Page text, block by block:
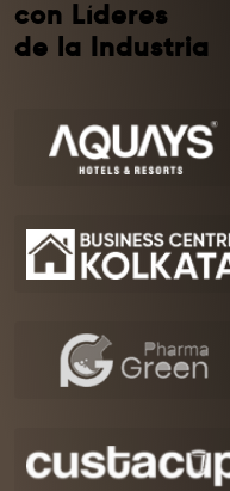
con Líderes
de la Industria